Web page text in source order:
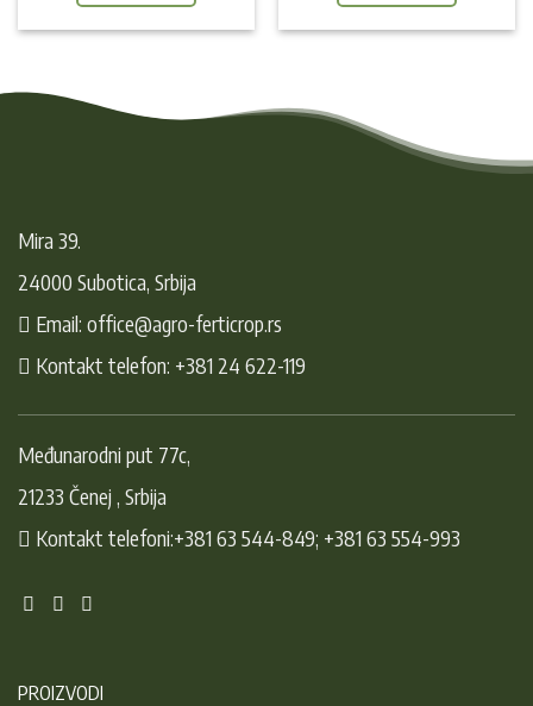
Mira 39.
24000 Subotica, Srbija
Email: office@agro-ferticrop.rs
Kontakt telefon: +381 24 622-119
Međunarodni put 77c,
21233 Čenej , Srbija
Kontakt telefoni:+381 63 544-849; +381 63 554-993
PROIZVODI